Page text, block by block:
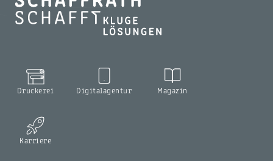
Druckerei Digitalagentur Magazin
Karriere